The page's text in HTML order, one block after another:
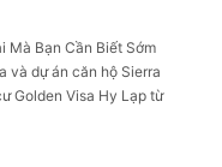
Mà Bạn Cần Biết Sớm
và dự án căn hộ Sierra
Golden Visa Hy Lạp từ